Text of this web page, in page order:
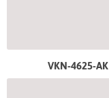
VKN-4625-AK